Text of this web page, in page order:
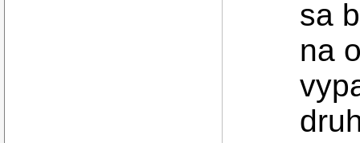
sa
na